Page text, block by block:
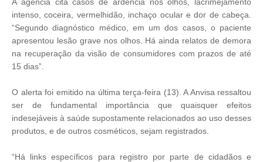
intenso, coceira, vermelhidão, inchaço ocular e dor de cabeça.
“Segundo diagnóstico médico, em um dos casos, o paciente
apresentou lesão grave nos olhos. Há ainda relatos de demora
na recuperação da visão de consumidores com prazos de até
15 dias”.
O alerta foi emitido na última terça-feira (13). A Anvisa ressaltou
ser de fundamental importância que quaisquer efeitos
indesejáveis à saúde supostamente relacionados ao uso desses
produtos, e de outros cosméticos, sejam registrados.
“Há links específicos para registro por parte de cidadãos e